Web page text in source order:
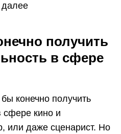
получить
в сфере
конечно получить
сфере кино и
или даже сценарист. Но